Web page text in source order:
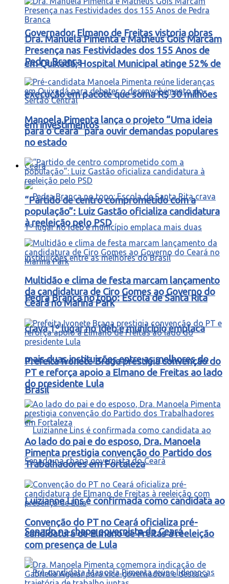
Governador Elmano de Freitas vistoria obras
em Quixadá; Hospital Municipal atinge 52% de
execução em pacote que soma R$ 30 milhões
em investimentos
Ceará
Pedra Branca no topo: Escola de Santa Rita
crava 1º lugar no Ideb e município emplaca
mais duas instituições entre as melhores do
Brasil
Luizianne Lins é confirmada como candidata ao
Senado na chapa governista do Ceará
Dra. Manuela Pimenta e Matheus Gois Marcam
Presença nas Festividades dos 155 Anos de
Pedra Branca
Manoela Pimenta lança o projeto “Uma ideia
para o Ceará” para ouvir demandas populares
no estado
“Partido de centro comprometido com a
população”: Luiz Gastão oficializa candidatura
à reeleição pelo PSD
Multidão e clima de festa marcam lançamento
da candidatura de Ciro Gomes ao Governo do
Ceará no Marina Park
Prefeita Ivonete Braga prestigia convenção do
PT e reforça apoio a Elmano de Freitas ao lado
do presidente Lula
Ao lado do pai e do esposo, Dra. Manoela
Pimenta prestigia convenção do Partido dos
Trabalhadores em Fortaleza
Convenção do PT no Ceará oficializa pré-
candidatura de Elmano de Freitas à reeleição
com presença de Lula